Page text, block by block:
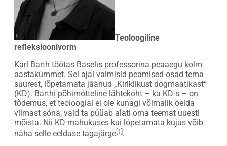
Teoloogiline
refleksioonivorm
Karl Barth töötas Baselis professorina peaaegu kolm
aastakümmet. Sel ajal valmisid peamised osad tema
suurest, lõpetamata jäänud „Kiriklikust dogmaatikast“
(KD). Barthi põhimõtteline lähtekoht – ka KD-s – on
tõdemus, et teoloogial ei ole kunagi võimalik öelda
viimast sõna, vaid ta püüab alati oma teemat uuesti
mõista. Nii KD mahukuses kui lõpetamata kujus võib
näha selle eelduse tagajärge[1].